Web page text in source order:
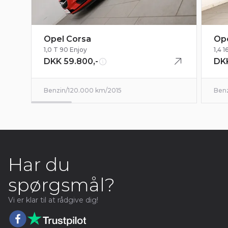
Opel Corsa
1,0 T 90 Enjoy
DKK 59.800,-
Benzin/120.000 km/2015
1,4
Har du
spørgsmål?
Vi er klar til at rådgive dig!